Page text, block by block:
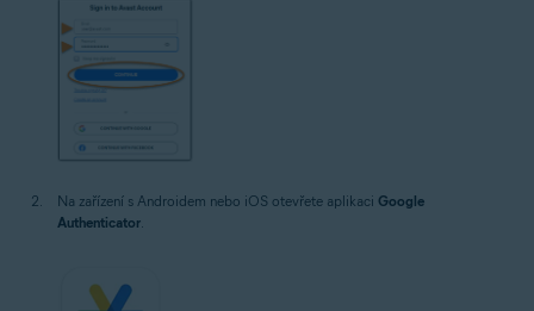
Na zařízení s Androidem nebo iOS otevřete aplikaci Google
Authenticator